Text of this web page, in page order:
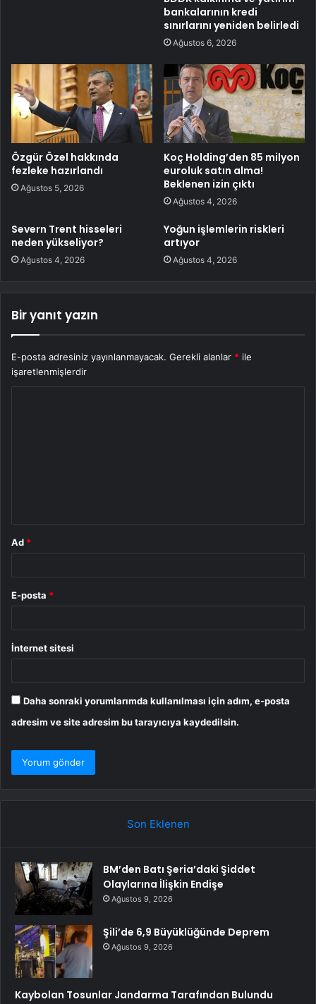
bankalarının kredi
sınırlarını yeniden belirledi
Ağustos 6, 2026
Özgür Özel hakkında
fezleke hazırlandı
Ağustos 5, 2026
Koç Holding’den 85 milyon
euroluk satın alma!
Beklenen izin çıktı
Ağustos 4, 2026
Severn Trent hisseleri
neden yükseliyor?
Ağustos 4, 2026
Yoğun işlemlerin riskleri
artıyor
Ağustos 4, 2026
Bir yanıt yazın
E-posta adresiniz yayınlanmayacak. Gerekli alanlar * ile
işaretlenmişlerdir
Ad *
E-posta *
İnternet sitesi
Daha sonraki yorumlarımda kullanılması için adım, e-posta
adresim ve site adresim bu tarayıcıya kaydedilsin.
Son Eklenen
BM’den Batı Şeria’daki Şiddet
Olaylarına İlişkin Endişe
Ağustos 9, 2026
Şili’de 6,9 Büyüklüğünde Deprem
Ağustos 9, 2026
Kaybolan Tosunlar Jandarma Tarafından Bulundu